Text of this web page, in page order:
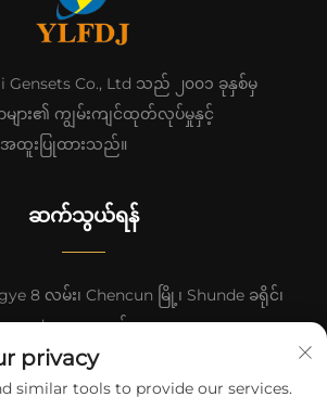
Gensets Co., Ltd သည် ၂၀၀၁ ခုနှစ်မှ
များ၏ ကျွမ်းကျင်ထုတ်လုပ်မှုနှင့်
အထူးပြုထားသည်။
ဆက်သွယ်ရန်
8 လမ်း၊ Chencun မြို့၊ Shunde ခရိုင်၊
၊ တရုတ်။
privacy
similar tools to provide our services.